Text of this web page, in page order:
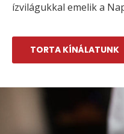
ízvilágukkal emelik a
TORTA KÍNÁLATUNK